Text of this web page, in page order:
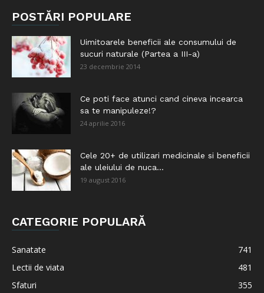
POSTĂRI POPULARE
Uimitoarele beneficii ale consumului de
sucuri naturale (Partea a III-a)
23 decembrie 2014
Ce poti face atunci cand cineva incearca
sa te manipuleze!?
24 aprilie 2016
Cele 20+ de utilizari medicinale si beneficii
ale uleiului de nuca...
19 august 2016
CATEGORIE POPULARĂ
Sanatate
741
Lectii de viata
481
Sfaturi
355